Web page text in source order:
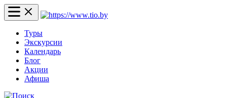
Туры
Экскурсии
Календарь
Блог
Акции
Афиша